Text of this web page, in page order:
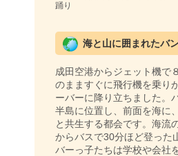
踊り
海と山に囲まれたバ
成田空港からジェット機で
のまますぐに飛行機を乗り
ーバーに降り立ちました。
半島に位置し、前面を海に
と共生する都会です。海流
からバスで30分ほど登った
バーっ子たちは学校や会社